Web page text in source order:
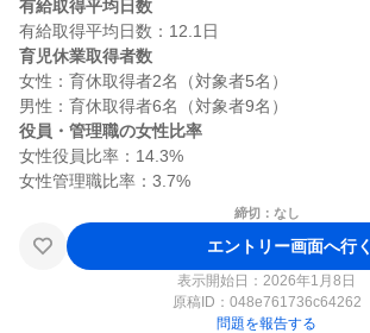
有給取得平均日数
育児休業取得者数
女性：育休取得者2名（対象者5名）
役員・管理職の女性比率
女性役員比率：14.3%
締切：なし
エントリー画面へ行く
表示開始日：2026年1月8日
原稿ID： 048e761736c64262
問題を報告する